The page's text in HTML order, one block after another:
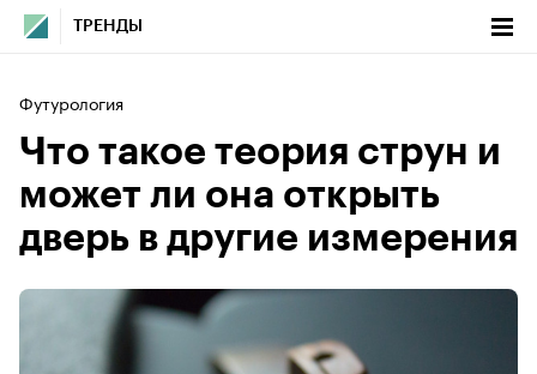
ТРЕНДЫ
Футурология
Что такое теория струн и
может ли она открыть
дверь в другие измерения